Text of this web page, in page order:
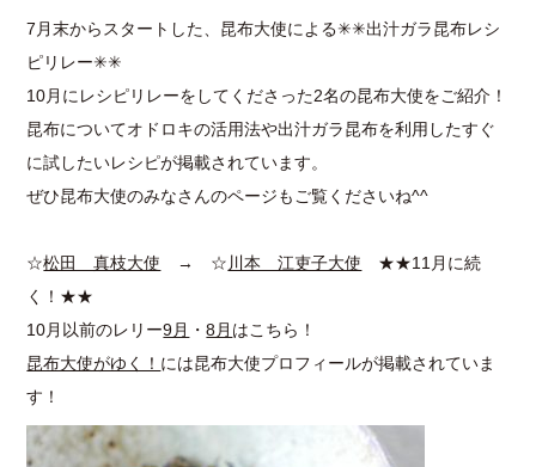
7月末からスタートした、昆布大使による✳︎✳︎出汁ガラ昆布レシ
ピリレー✳︎✳︎
10月にレシピリレーをしてくださった2名の昆布大使をご紹介！
昆布についてオドロキの活用法や出汁ガラ昆布を利用したすぐ
に試したいレシピが掲載されています。
ぜひ昆布大使のみなさんのページもご覧くださいね^^
☆松田 真枝大使 → ☆ 川本 江吏子大使 ★★11月に続
く！★★
10月以前のレリー9月 ・8月 はこちら！
昆布大使がゆく！ には昆布大使プロフィールが掲載されていま
す！